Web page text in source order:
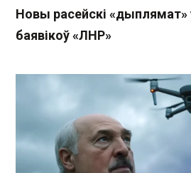
Новы расейскі «дыплямат»
баявікоў «ЛНР»